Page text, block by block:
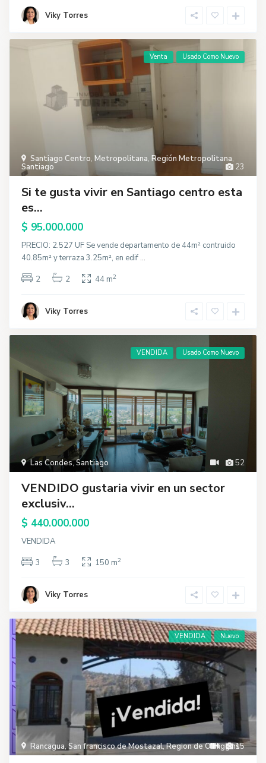
Viky Torres
23
Santiago Centro,Metropolitana,Región Metropolitana,
Santiago
Venta Usado Como Nuevo
Si te gusta vivir en Santiago centro esta
es...
$ 95.000.000
PRECIO: 2.527 UF Se vende departamento de 44m² contruido
40.85m² y terraza 3.25m², en edif ...
2
2 44 m2
Viky Torres
52
Las Condes,Santiago
VENDIDA Usado Como Nuevo
VENDIDO gustaria vivir en un sector
exclusiv...
$ 440.000.000
VENDIDA
3
3 150 m2
Viky Torres
15
Rancagua,San francisco de Mostazal,Region de O'Higgins
VENDIDA Nuevo